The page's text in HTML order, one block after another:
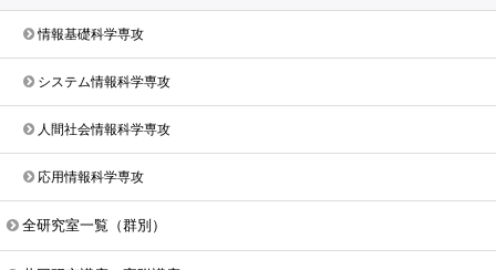
情報基礎科学専攻
システム情報科学専攻
人間社会情報科学専攻
応用情報科学専攻
全研究室一覧（群別）